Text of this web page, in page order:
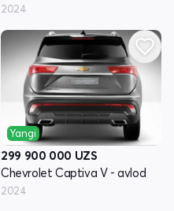
2024
Yangi
299 900 000 UZS
Chevrolet Captiva V - avlod
2024